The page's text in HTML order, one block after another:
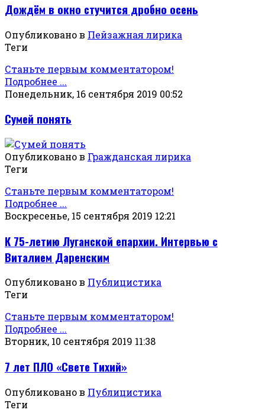
Дождём в окно стучится дробно осень
Опубликовано в Пейзажная лирика
Теги
Станьте первым комментатором!
Подробнее ...
Понедельник, 16 сентября 2019 00:52
Сумей понять
Опубликовано в Гражданская лирика
Теги
Станьте первым комментатором!
Подробнее ...
Воскресенье, 15 сентября 2019 12:21
К 75-летию Луганской епархии. Интервью с
Виталием Даренским
Опубликовано в Публицистика
Теги
Станьте первым комментатором!
Подробнее ...
Вторник, 10 сентября 2019 11:38
7 лет ПЛО «Свете Тихий»
Опубликовано в Публицистика
Теги